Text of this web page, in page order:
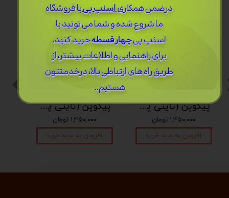
پیکوپن (تاینی پن) 6 نت برند دلکو
۱,۴۵۰,۰۰۰ تومان
افزودن به سبد خرید
پیکوپن (تاینی پن) 6 نت برند دلکو
۱,۴۵۰,۰۰۰ تومان
افزودن به سبد خرید
درضمن ​همکاریاسنپ پیبا فروشگاه
ما شروع شده و شما می تونید با
اسنپ پیچهار قسطهخرید کنید.
برای راهنمایی و اطلاعات بیشتر، از
طریق راه های ارتباطی بالا، درخدمتتون
هستیم..